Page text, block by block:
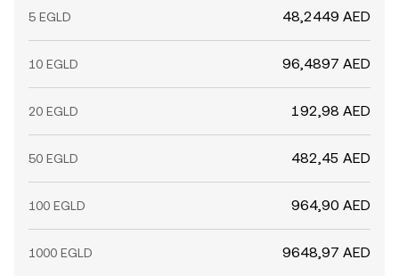
5 EGLD 48,2449 AED
10 EGLD 96,4897 AED
20 EGLD 192,98 AED
50 EGLD 482,45 AED
100 EGLD 964,90 AED
1000 EGLD 9648,97 AED